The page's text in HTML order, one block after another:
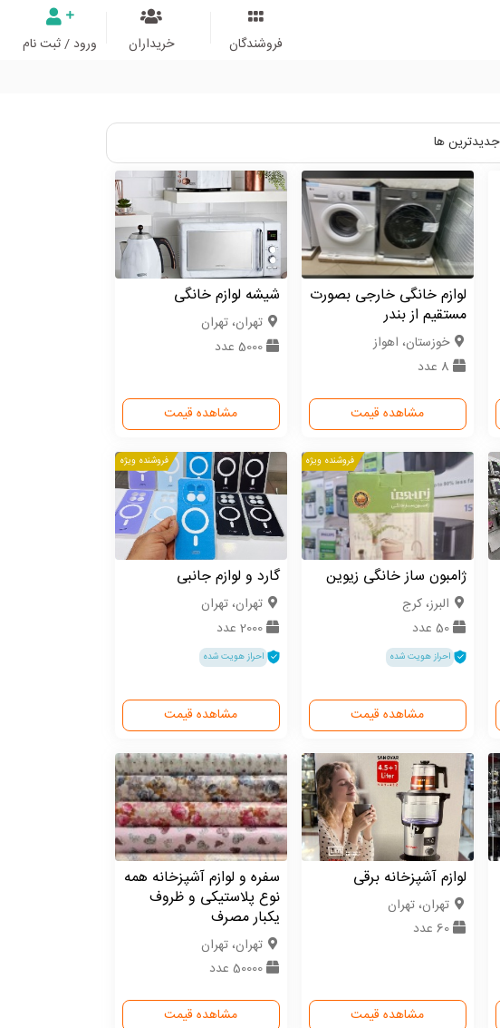
ورود / ثبت نام خریداران
فروشندگان
جدیدترین ها
لوازم خانگی خارجی بصورت
مستقیم از بندر
خوزستان، اهواز
8 عدد
مشاهده قیمت
شیشه لوازم خانگی
تهران، تهران
5000 عدد
مشاهده قیمت
فروشنده ویژه
ژامبون‌ ساز خانگی زیوین
البرز، کرج
50 عدد
احراز هویت شده
مشاهده قیمت
فروشنده ویژه
گارد و لوازم جانبی
تهران، تهران
2000 عدد
احراز هویت شده
مشاهده قیمت
لوازم آشپزخانه برقی
تهران، تهران
60 عدد
مشاهده قیمت
سفره و لوازم آشپزخانه همه
نوع پلاستیکی و ظروف
یکبار مصرف
تهران، تهران
50000 عدد
مشاهده قیمت